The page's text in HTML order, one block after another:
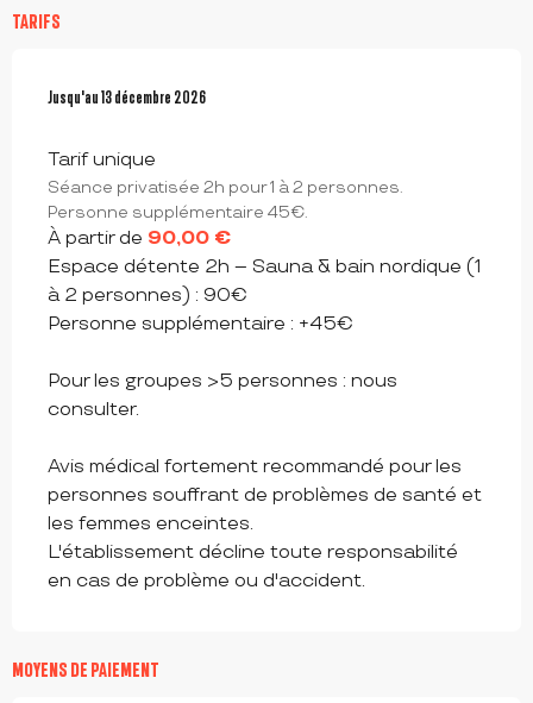
TARIFS
Du31 janvier 2026au13 décembre 2026
Jusqu'au13 décembre 2026
Tarif unique
Séance privatisée 2h pour 1 à 2 personnes.
Personne supplémentaire 45€.
À partir de 90,00 €
Espace détente 2h – Sauna & bain nordique (1
à 2 personnes) : 90€
Personne supplémentaire : +45€
Pour les groupes >5 personnes : nous
consulter.
Avis médical fortement recommandé pour les
personnes souffrant de problèmes de santé et
les femmes enceintes.
L'établissement décline toute responsabilité
en cas de problème ou d'accident.
MOYENS DE PAIEMENT